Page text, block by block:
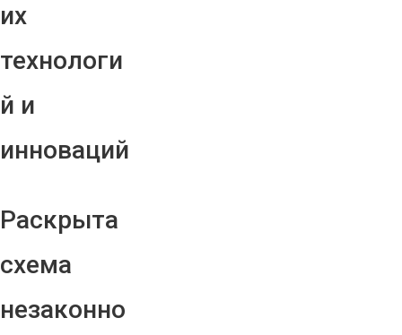
их
технологи
й и
инноваций
Раскрыта
схема
незаконно